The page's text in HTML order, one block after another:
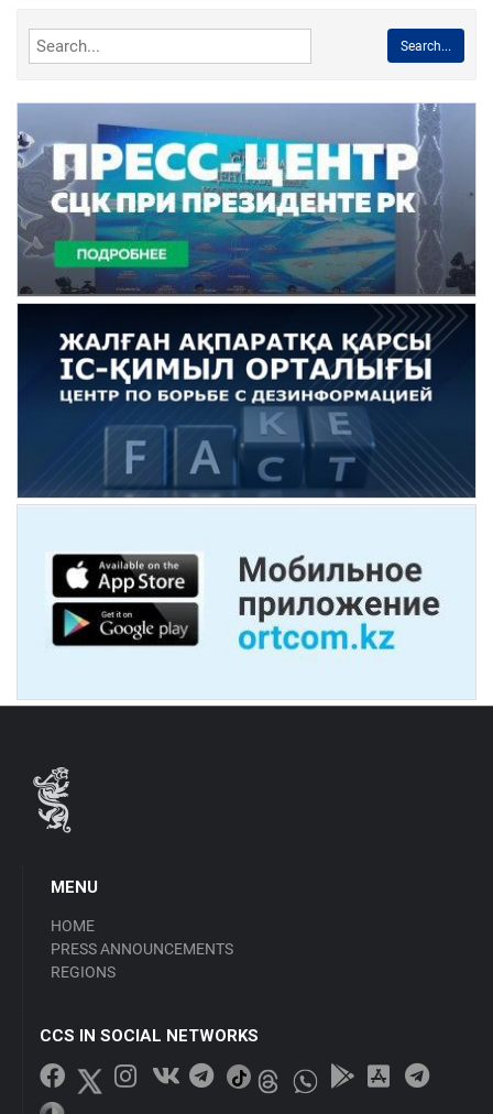
Search...
MENU
HOME
PRESS ANNOUNCEMENTS
REGIONS
CCS IN SOCIAL NETWORKS